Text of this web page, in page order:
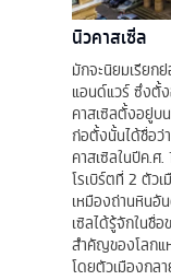
นิวคาสเซิ่ล
มักจะนิยมเรียก
แอนด์แวร์ ซึ่งตั้
คาสเซิลตั้งอยู่บ
ก่อตั้งนั้นได้ชื่อว่
คาสเซิลในปีค.ศ
โรเบิร์ตที่ 2 ตัว
เหมืองถ่านหินอั
เซิลได้รู้จักในชื่
สำคัญของโลกแ
โดยตัวเมืองกล